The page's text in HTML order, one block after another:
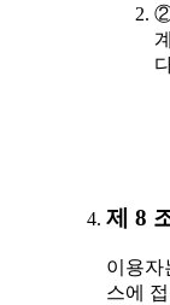
②
제 8
이용자
스에